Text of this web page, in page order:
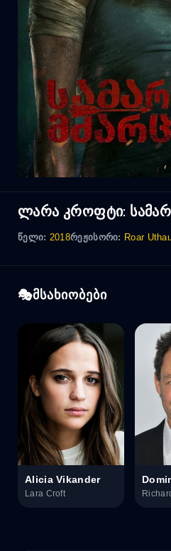
ლარა კროფტი:
წელი: 2018რეჟისორი: Roar
მსახიობები
Alicia Vikander
Lara Croft